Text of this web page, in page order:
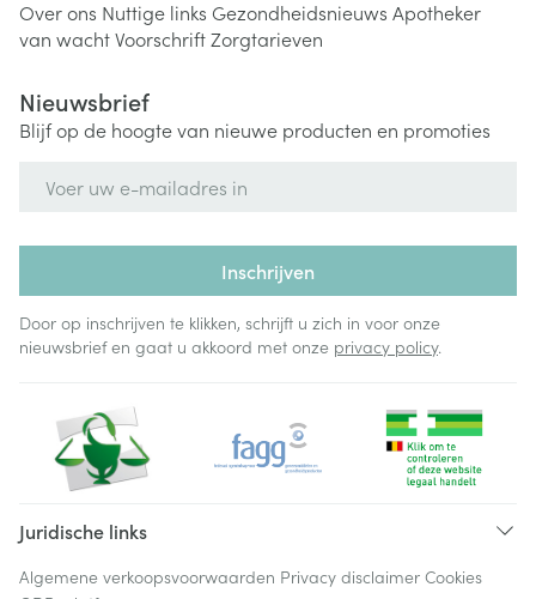
Over ons Nuttige links Gezondheidsnieuws Apotheker
van wachtVoorschriftZorgtarieven
Nieuwsbrief
Blijf op de hoogte van nieuwe producten en promoties
Inschrijven
Door op inschrijven te klikken, schrijft u zich in voor onze
nieuwsbrief en gaat u akkoord met onze privacy policy.
Juridische links
Algemene verkoopsvoorwaarden Privacy disclaimer Cookies